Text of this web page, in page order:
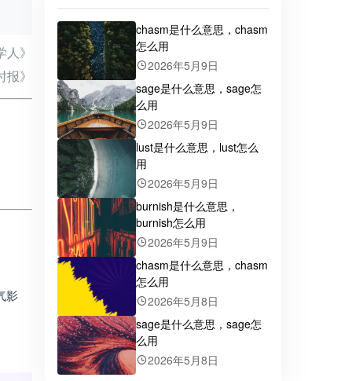
》
》
影
chasm是什么意思，chasm
怎么用
2026年5月9日
sage是什么意思，sage怎
么用
2026年5月9日
lust是什么意思，lust怎么
用
2026年5月9日
burnish是什么意思，
burnish怎么用
2026年5月9日
chasm是什么意思，chasm
怎么用
2026年5月8日
sage是什么意思，sage怎
么用
2026年5月8日